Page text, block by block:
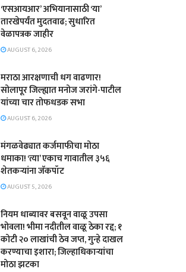
‘एसआयआर’ अभियानासाठी ‘या’
तारखेपर्यंत मुदतवाढ; सुधारित
वेळापत्रक जाहीर
AUGUST 6, 2026
मराठा आरक्षणाची धग वाढणार!
सोलापूर जिल्ह्यात मनोज जरांगे-पाटील
यांच्या चार तोफधडक सभा
AUGUST 6, 2026
मंगळवेढ्यात कर्जमाफीचा मोठा
धमाका! ‘त्या’ एकाच गावातील ३५६
शेतकऱ्यांना जॅकपॉट
AUGUST 5, 2026
नियम धाब्यावर बसवून वाळू उपसा
भोवला! भीमा नदीतील वाळू ठेका रद्द; १
कोटी २० लाखांची ठेव जप्त, गुन्हे दाखल
करण्याचा इशारा; जिल्हाधिकाऱ्यांचा
मोठा झटका